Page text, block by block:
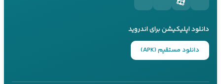
دانلود اپلیکیشن برای اندروید
دانلود مستقیم (APK)
پاسخگویی 24 ساعته از طریق بله
تماس تلفنی در ساعات کاری